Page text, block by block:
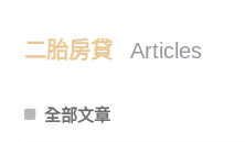
二胎房貸 Articles
全部文章